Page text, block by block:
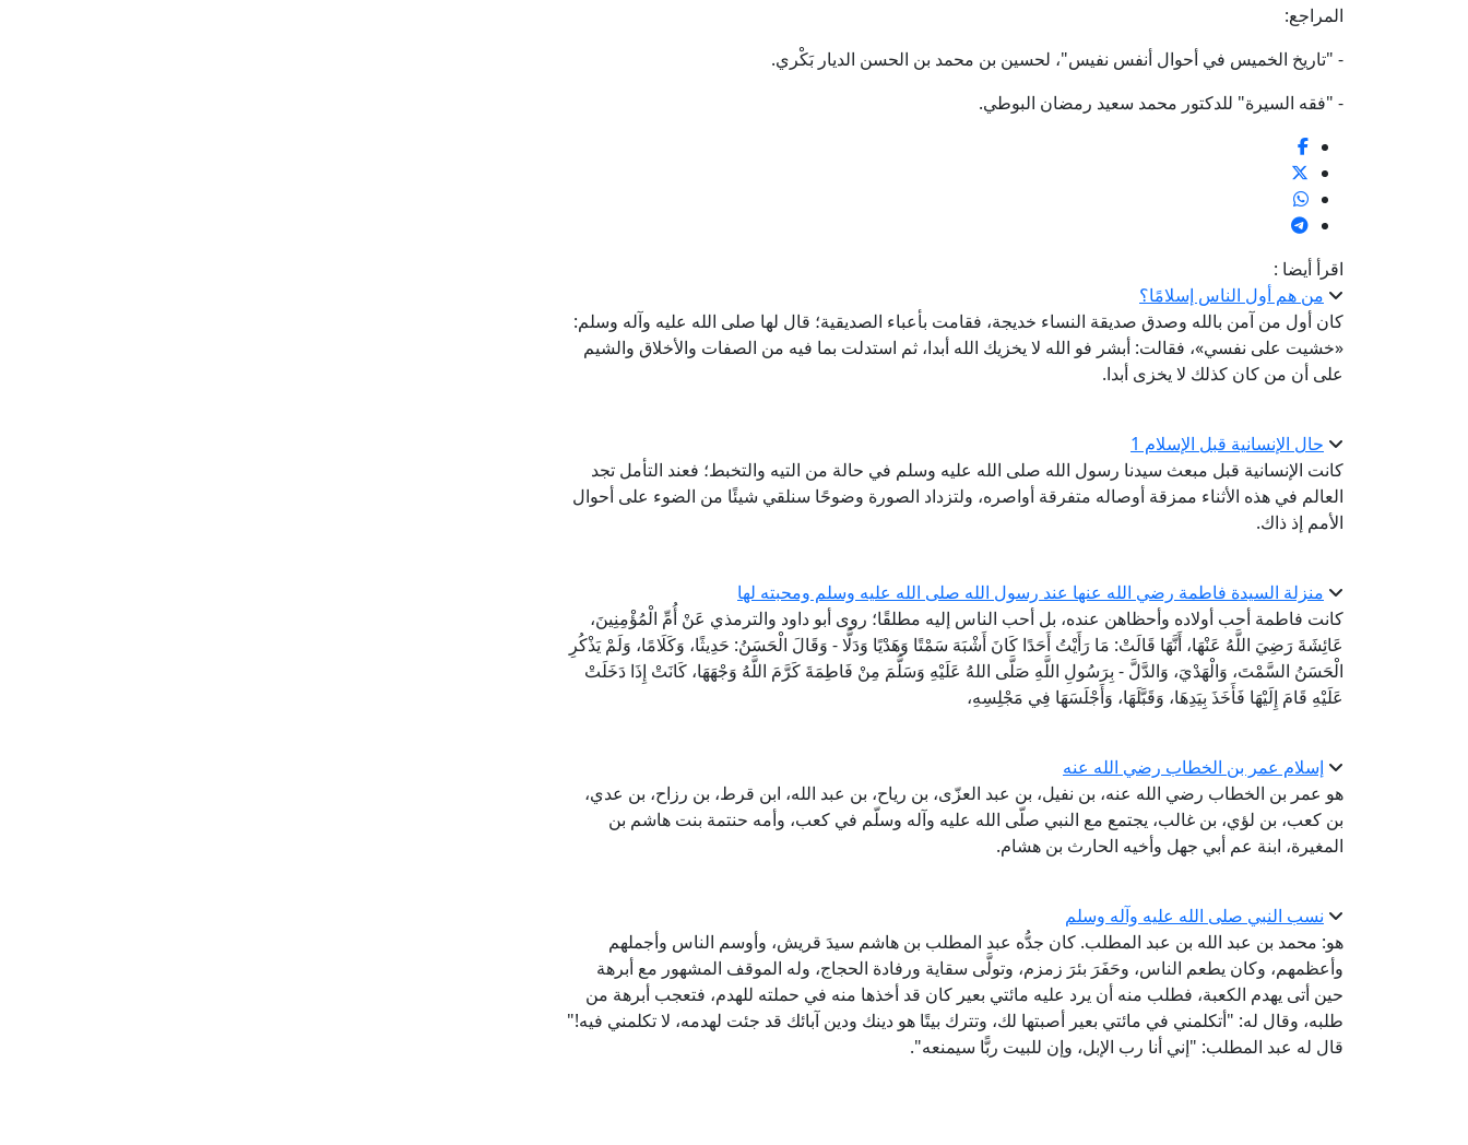
المراجع:
- "تاريخ الخميس في أحوال أنفس نفيس"، لحسين بن محمد بن الحسن الديار بَكْري.
- "فقه السيرة" للدكتور محمد سعيد رمضان البوطي.
اقرأ أيضا :
من هم أول الناس إسلامًا؟
كان أول من آمن بالله وصدق صديقة النساء خديجة، فقامت بأعباء الصديقية؛ قال لها صلى الله عليه وآله وسلم:
«خشيت على نفسي»، فقالت: أبشر فو الله لا يخزيك الله أبدا، ثم استدلت بما فيه من الصفات والأخلاق والشيم
على أن من كان كذلك لا يخزى أبدا.
حال الإنسانية قبل الإسلام 1
كانت الإنسانية قبل مبعث سيدنا رسول الله صلى الله عليه وسلم في حالة من التيه والتخبط؛ فعند التأمل تجد
العالم في هذه الأثناء ممزقة أوصاله متفرقة أواصره، ولتزداد الصورة وضوحًا سنلقي شيئًا من الضوء على أحوال
الأمم إذ ذاك.
منزلة السيدة فاطمة رضي الله عنها عند رسول الله صلى الله عليه وسلم ومحبته لها
كانت فاطمة أحب أولاده وأحظاهن عنده، بل أحب الناس إليه مطلقًا؛ روى أبو داود والترمذي عَنْ أُمِّ الْمُؤْمِنِينَ،
عَائِشَةَ رَضِيَ اللَّهُ عَنْهَا، أَنَّهَا قَالَتْ: مَا رَأَيْتُ أَحَدًا كَانَ أَشْبَهَ سَمْتًا وَهَدْيًا وَدَلًّا - وَقَالَ الْحَسَنُ: حَدِيثًا، وَكَلَامًا، وَلَمْ يَذْكُرِ
الْحَسَنُ السَّمْتَ، وَالْهَدْيَ، وَالدَّلَّ - بِرَسُولِ اللَّهِ صَلَّى اللهُ عَلَيْهِ وَسَلَّمَ مِنْ فَاطِمَةَ كَرَّمَ اللَّهُ وَجْهَهَا، كَانَتْ إِذَا دَخَلَتْ
عَلَيْهِ قَامَ إِلَيْهَا فَأَخَذَ بِيَدِهَا، وَقَبَّلَهَا، وَأَجْلَسَهَا فِي مَجْلِسِهِ،
إسلام عمر بن الخطاب رضي الله عنه
هو عمر بن الخطاب رضي الله عنه، بن نفيل، بن عبد العزّى، بن رياح، بن عبد الله، ابن قرط، بن رزاح، بن عدي،
بن كعب، بن لؤي، بن غالب، يجتمع مع النبي صلّى الله عليه وآله وسلّم في كعب، وأمه حنتمة بنت هاشم بن
المغيرة، ابنة عم أبي جهل وأخيه الحارث بن هشام.
نسب النبي صلى الله عليه وآله وسلم
هو: محمد بن عبد الله بن عبد المطلب. كان جدُّه عبد المطلب بن هاشم سيدَ قريش، وأوسم الناس وأجملهم
وأعظمهم، وكان يطعم الناس، وحَفَرَ بئرَ زمزم، وتولَّى سقاية ورفادة الحجاج، وله الموقف المشهور مع أبرهة
حين أتى يهدم الكعبة، فطلب منه أن يرد عليه مائتي بعير كان قد أخذها منه في حملته للهدم، فتعجب أبرهة من
طلبه، وقال له: "أتكلمني في مائتي بعير أصبتها لك، وتترك بيتًا هو دينك ودين آبائك قد جئت لهدمه، لا تكلمني فيه!"
قال له عبد المطلب: "إني أنا رب الإبل، وإن للبيت ربًّا سيمنعه".